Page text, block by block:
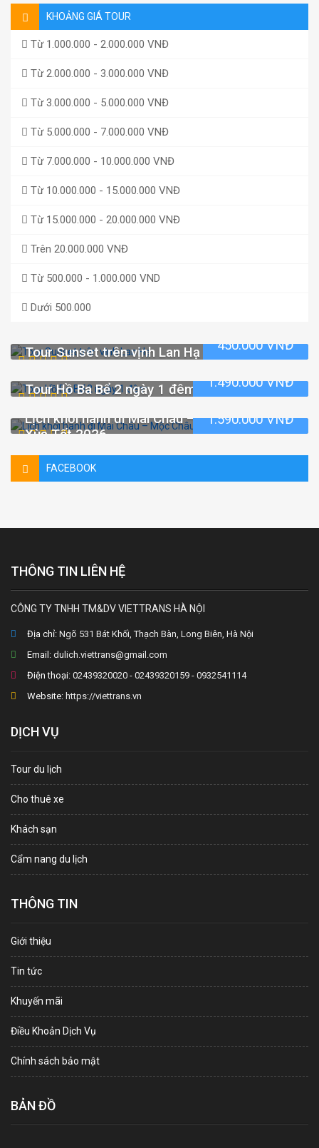
KHOẢNG GIÁ TOUR
Từ 1.000.000 - 2.000.000 VNĐ
Từ 2.000.000 - 3.000.000 VNĐ
Từ 3.000.000 - 5.000.000 VNĐ
Từ 5.000.000 - 7.000.000 VNĐ
Từ 7.000.000 - 10.000.000 VNĐ
Từ 10.000.000 - 15.000.000 VNĐ
Từ 15.000.000 - 20.000.000 VNĐ
Trên 20.000.000 VNĐ
Từ 500.000 - 1.000.000 VND
Dưới 500.000
Tour Sunset trên vịnh Lan Hạ 450.000 VNĐ
Tour Hồ Ba Bể 2 ngày 1 đêm 1.490.000 VNĐ
Lịch khởi hành đi Mai Châu – Mộc Châu – Tà
Xùa Tết 2026
1.590.000 VNĐ
FACEBOOK
THÔNG TIN LIÊN HỆ
CÔNG TY TNHH TM&DV VIETTRANS HÀ NỘI
Địa chỉ: Ngõ 531 Bát Khối, Thạch Bàn, Long Biên, Hà Nội
Email: dulich.viettrans@gmail.com
Điện thoại: 02439320020 - 02439320159 - 0932541114
Website: https://viettrans.vn
DỊCH VỤ
Tour du lịch
Cho thuê xe
Khách sạn
Cẩm nang du lịch
THÔNG TIN
Giới thiệu
Tin tức
Khuyến mãi
Điều Khoản Dịch Vụ
Chính sách bảo mật
BẢN ĐỒ